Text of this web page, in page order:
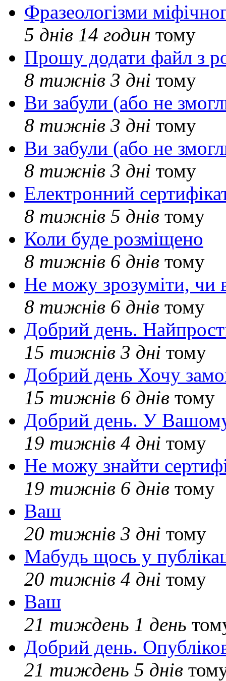
Фразеологізми
5 днів 14 годин тому
Прошу додати файл з
8 тижнів 3 дні тому
Ви забули (або не
8 тижнів 3 дні тому
Ви забули (або не
8 тижнів 3 дні тому
Електронний
8 тижнів 5 днів тому
Коли буде розміщено
8 тижнів 6 днів тому
Не можу зрозуміти, чи
8 тижнів 6 днів тому
Добрий день.
15 тижнів 3 дні тому
Добрий день Хочу
15 тижнів 6 днів тому
Добрий день. У Вашому
19 тижнів 4 дні тому
Не можу знайти
19 тижнів 6 днів тому
Ваш
20 тижнів 3 дні тому
Мабудь щось у
20 тижнів 4 дні тому
Ваш
21 тиждень 1 день
Добрий день.
21 тиждень 5 днів